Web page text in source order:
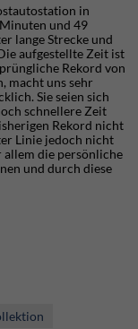
in
und 49
lange Strecke und
aufgestellte Zeit ist
Rekord von
macht uns sehr
Sie seien sich
schnellere Zeit
Rekord nicht
Linie jedoch nicht
allem die persönliche
und durch diese